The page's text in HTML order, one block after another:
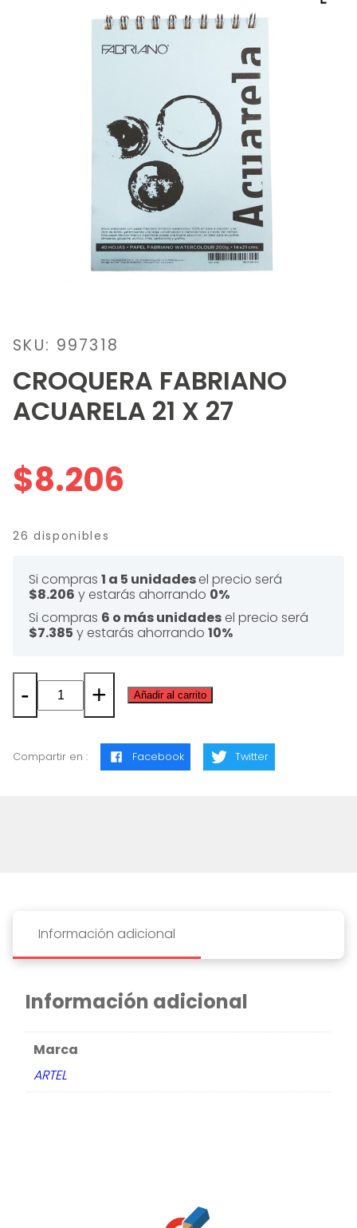
SKU: 997318
CROQUERA FABRIANO
ACUARELA 21 X 27
$8.206
26 disponibles
Si compras 1 a 5 unidadesel precio será
$8.206 y estarás ahorrando 0%
Si compras 6 o más unidades el precio será
$7.385 y estarás ahorrando 10%
-
CROQUERA
FABRIANO
ACUARELA
21
+ Añadir al carrito
Compartir en : Facebook Twitter
Información adicional
Información adicional
Marca
ARTEL